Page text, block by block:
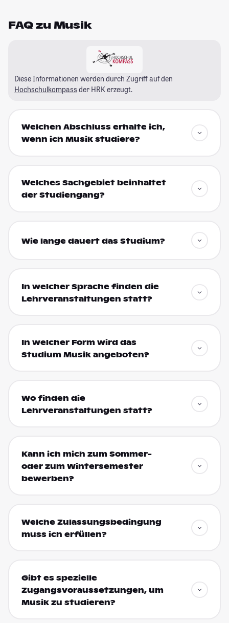
FAQ zu Musik
Diese Informationen werden durch Zugriff auf den
Hochschulkompass der HRK erzeugt.
Welchen Abschluss erhalte ich,
wenn ich Musik studiere?
Welches Sachgebiet beinhaltet
der Studiengang?
Wie lange dauert das Studium?
In welcher Sprache finden die
Lehrveranstaltungen statt?
In welcher Form wird das
Studium Musik angeboten?
Wo finden die
Lehrveranstaltungen statt?
Kann ich mich zum Sommer-
oder zum Wintersemester
bewerben?
Welche Zulassungsbedingung
muss ich erfüllen?
Gibt es spezielle
Zugangsvoraussetzungen, um
Musik zu studieren?